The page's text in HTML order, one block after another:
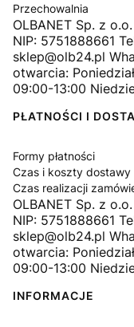
Przechowalnia
OLBANET Sp. z
NIP: 5751888661
sklep@olb24.pl
otwarcia:
09:00-13:00
PŁATNOŚCI I
Formy płatności
Czas i koszty dostawy
Czas realizacji
OLBANET Sp. z
NIP: 5751888661
sklep@olb24.pl
otwarcia:
09:00-13:00
INFORMACJE